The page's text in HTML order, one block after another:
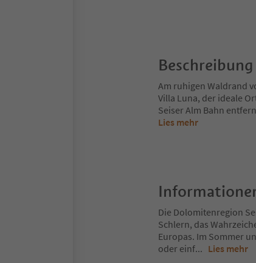
Beschreibung
Am ruhigen Waldrand
Villa Luna, der ideale
Seiser Alm Bahn
Lies mehr
Die Dolomitenregion
Schlern, das
Europas. Im Sommer
oder einf... Lies mehr